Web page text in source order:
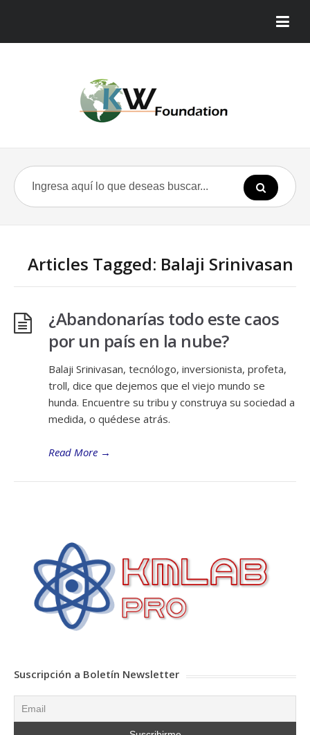
Articles Tagged: Balaji Srinivasan
¿Abandonarías todo este caos
por un país en la nube?
Balaji Srinivasan, tecnólogo, inversionista, profeta,
troll, dice que dejemos que el viejo mundo se
hunda. Encuentre su tribu y construya su sociedad a
medida, o quédese atrás.
Read More →
Suscripción a Boletín Newsletter